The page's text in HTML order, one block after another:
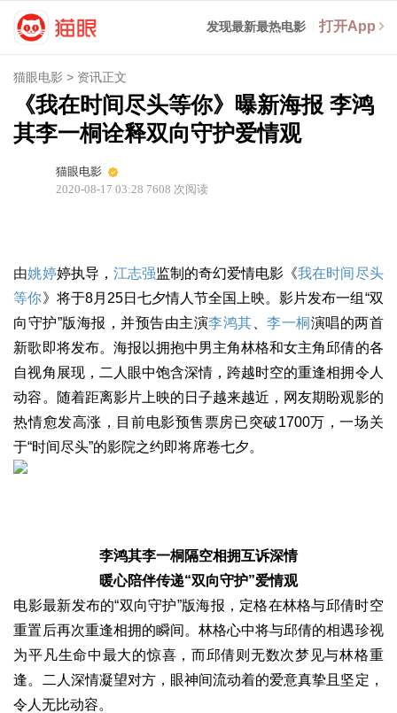
发现最新最热电影 打开App
猫眼电影 > 资讯正文
《我在时间尽头等你》曝新海报 李鸿
其李一桐诠释双向守护爱情观
猫眼电影
2020-08-17 03:28 7608 次阅读
由姚婷婷执导， 江志强监制的奇幻爱情电影《我在时间尽头
等你》将于8月25日七夕情人节全国上映。影片发布一组“双
向守护”版海报，并预告由主演李鸿其、李一桐演唱的两首
新歌即将发布。海报以拥抱中男主角林格和女主角邱倩的各
自视角展现，二人眼中饱含深情，跨越时空的重逢相拥令人
动容。随着距离影片上映的日子越来越近，网友期盼观影的
热情愈发高涨，目前电影预售票房已突破1700万，一场关
于“时间尽头”的影院之约即将席卷七夕。
李鸿其李一桐隔空相拥互诉深情
暖心陪伴传递“双向守护”爱情观
电影最新发布的“双向守护”版海报，定格在林格与邱倩时空
重置后再次重逢相拥的瞬间。林格心中将与邱倩的相遇珍视
为平凡生命中最大的惊喜，而邱倩则无数次梦见与林格重
逢。二人深情凝望对方，眼神间流动着的爱意真挚且坚定，
令人无比动容。